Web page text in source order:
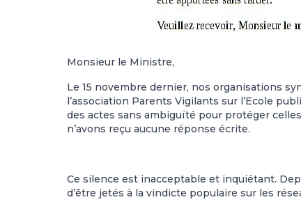
Monsieur le Ministre,
Le 15 novembre dernier, nos organisations
l’association Parents Vigilants sur l’Ecole
des actes sans ambiguïté pour protéger
n’avons reçu aucune réponse écrite.
Ce silence est inacceptable et inquiétant.
d’être jetés à la vindicte populaire sur les